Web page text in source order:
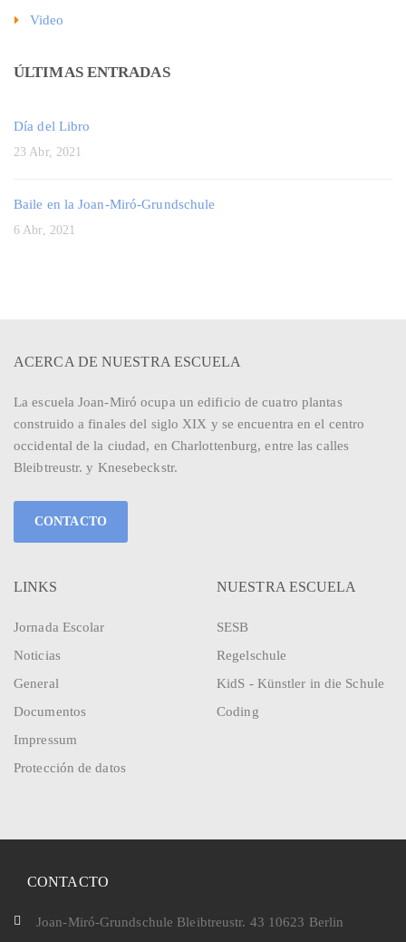
Video
ÚLTIMAS ENTRADAS
Día del Libro
23 Abr, 2021
Baile en la Joan-Miró-Grundschule
6 Abr, 2021
ACERCA DE NUESTRA ESCUELA
La escuela Joan-Miró ocupa un edificio de cuatro plantas
construido a finales del siglo XIX y se encuentra en el centro
occidental de la ciudad, en Charlottenburg, entre las calles
Bleibtreustr. y Knesebeckstr.
CONTACTO
LINKS
Jornada Escolar
Noticias
General
Documentos
Impressum
Protección de datos
NUESTRA ESCUELA
SESB
Regelschule
KidS - Künstler in die Schule
Coding
CONTACTO
Joan-Miró-Grundschule Bleibtreustr. 43 10623 Berlin